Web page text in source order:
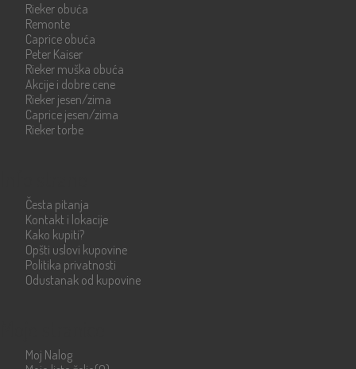
Rieker obuća
Remonte
Caprice obuća
Peter Kaiser
Rieker muška obuća
Akcije i dobre cene
Rieker jesen/zima
Caprice jesen/zima
Rieker torbe
Česta pitanja
Kontakt i lokacije
Kako kupiti?
Opšti uslovi kupovine
Politika privatnosti
Odustanak od kupovine
Moj Nalog